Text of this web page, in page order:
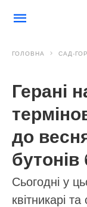
ГОЛОВНА САД-
Герані
до
Сьогодні у
квітникарі